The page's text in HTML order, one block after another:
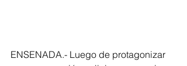
ENSENADA.- Luego de protagonizar